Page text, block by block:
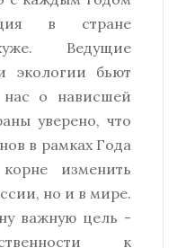
в стране
Ведущие
экологии бьют
нас о нависшей
уверено, что
в рамках Года
изменить
но и в мире.
важную цель -
к